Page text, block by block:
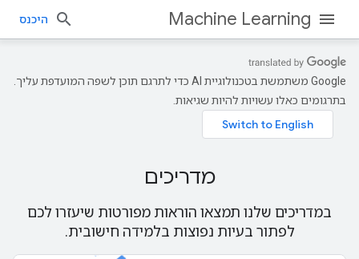
Machine Learning היכנס
‫Google משתמשת בטכנולוגיית AI כדי לתרגם תוכן לשפה המועדפת עליך.
בתרגומים כאלו עשויות להיות שגיאות.
מדריכים
במדריכים שלנו תמצאו הוראות מפורטות שיעזרו לכם
לפתור בעיות נפוצות בלמידה חישובית.